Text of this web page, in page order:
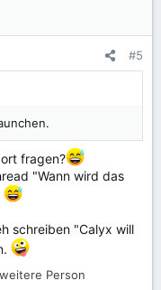
#5
fragen?
"Wann wird das
schreiben "Calyx will
Person